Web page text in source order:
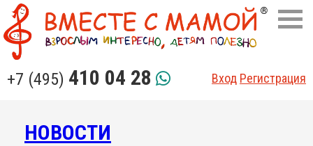
+7 (495) 410 04 28 Вход Регистрация
НОВОСТИ